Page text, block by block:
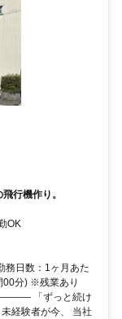
行機作り。
OK
務日数：1ヶ月あた
00分) ※残業あり
「ずっと続け
経験者が今、 当社